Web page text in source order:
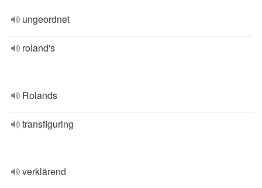
ungeordnet
roland's
Rolands
transfiguring
verklärend